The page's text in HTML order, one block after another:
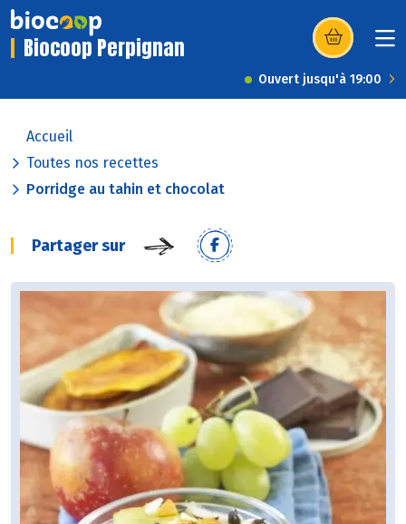
Biocoop Perpignan (s’ouvre dans
Ouvert jusqu'à 19:00
Accueil
Toutes nos recettes
Porridge au tahin et chocolat
Partager sur